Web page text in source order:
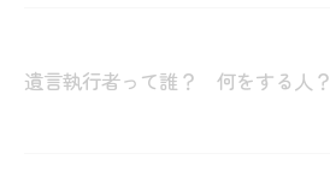
遺言執行者って誰？ 何をする人？